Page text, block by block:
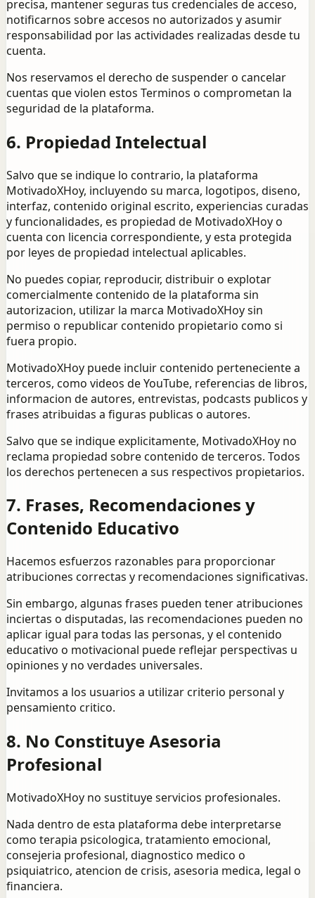
precisa, mantener seguras tus credenciales de acceso,
notificarnos sobre accesos no autorizados y asumir
responsabilidad por las actividades realizadas desde tu
cuenta.
Nos reservamos el derecho de suspender o cancelar
cuentas que violen estos Terminos o comprometan la
seguridad de la plataforma.
6. Propiedad Intelectual
Salvo que se indique lo contrario, la plataforma
MotivadoXHoy, incluyendo su marca, logotipos, diseno,
interfaz, contenido original escrito, experiencias curadas
y funcionalidades, es propiedad de MotivadoXHoy o
cuenta con licencia correspondiente, y esta protegida
por leyes de propiedad intelectual aplicables.
No puedes copiar, reproducir, distribuir o explotar
comercialmente contenido de la plataforma sin
autorizacion, utilizar la marca MotivadoXHoy sin
permiso o republicar contenido propietario como si
fuera propio.
MotivadoXHoy puede incluir contenido perteneciente a
terceros, como videos de YouTube, referencias de libros,
informacion de autores, entrevistas, podcasts publicos y
frases atribuidas a figuras publicas o autores.
Salvo que se indique explicitamente, MotivadoXHoy no
reclama propiedad sobre contenido de terceros. Todos
los derechos pertenecen a sus respectivos propietarios.
7. Frases, Recomendaciones y
Contenido Educativo
Hacemos esfuerzos razonables para proporcionar
atribuciones correctas y recomendaciones significativas.
Sin embargo, algunas frases pueden tener atribuciones
inciertas o disputadas, las recomendaciones pueden no
aplicar igual para todas las personas, y el contenido
educativo o motivacional puede reflejar perspectivas u
opiniones y no verdades universales.
Invitamos a los usuarios a utilizar criterio personal y
pensamiento critico.
8. No Constituye Asesoria
Profesional
MotivadoXHoy no sustituye servicios profesionales.
Nada dentro de esta plataforma debe interpretarse
como terapia psicologica, tratamiento emocional,
consejeria profesional, diagnostico medico o
psiquiatrico, atencion de crisis, asesoria medica, legal o
financiera.